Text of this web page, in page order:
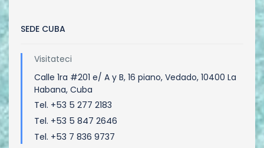
SEDE CUBA
Visitateci
Calle 1ra #201 e/ A y B, 16 piano, Vedado, 10400 La
Habana, Cuba
Tel. +53 5 277 2183
Tel. +53 5 847 2646
Tel. +53 7 836 9737